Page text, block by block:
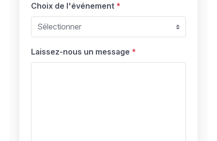
Choix de l'événement
Laissez-nous un message